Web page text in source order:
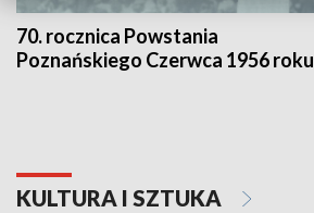
70. rocznica Powstania
Poznańskiego Czerwca 1956 roku
KULTURA I SZTUKA